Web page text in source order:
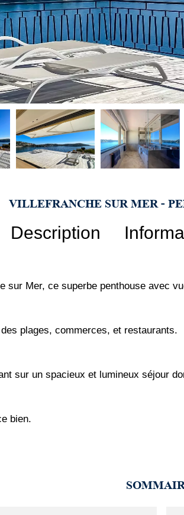
VILLEFRANCHE SUR MER -
Description
sur Mer, ce superbe penthouse avec
plages, commerces, et restaurants.
sur un spacieux et lumineux séjour
bien.